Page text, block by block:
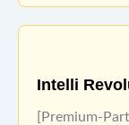
Intelli
[Premium-